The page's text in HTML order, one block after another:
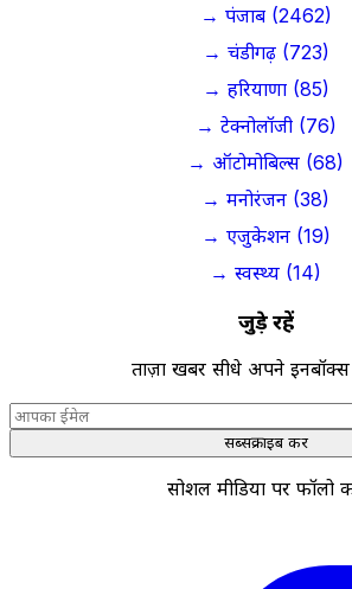
→ पंजाब (2462)
→ चंडीगढ़ (723)
→ हरियाणा (85)
→ टेक्नोलॉजी (76)
→ ऑटोमोबिल्स (68)
→ मनोरंजन (38)
→ एजुकेशन (19)
→ स्वस्थ्य (14)
जुड़े रहें
ताज़ा खबरें सीधे अपने
सब्सक्राइब करें
सोशल मीडिया पर फॉलो